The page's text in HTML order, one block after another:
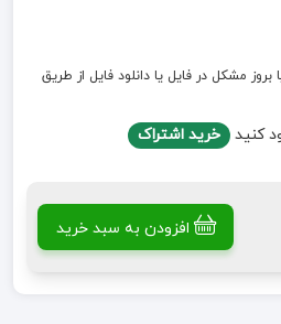
مشکل در فایل یا دانلود فایل از طریق
کنید خرید اشتراک
افزودن به سبد خرید